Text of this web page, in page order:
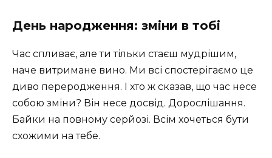
День народження: зміни в тобі
Час спливає, але ти тільки стаєш мудрішим,
наче витримане вино. Ми всі спостерігаємо це
диво переродження. І хто ж сказав, що час несе
собою зміни? Він несе досвід. Дорослішання.
Байки на повному серйозі. Всім хочеться бути
схожими на тебе.